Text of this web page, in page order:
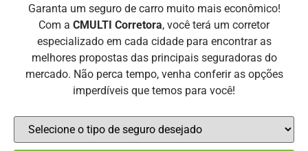
Garanta um seguro de carro muito mais econômico!
Com a CMULTI Corretora, você terá um corretor
especializado em cada cidade para encontrar as
melhores propostas das principais seguradoras do
mercado. Não perca tempo, venha conferir as opções
imperdíveis que temos para você!